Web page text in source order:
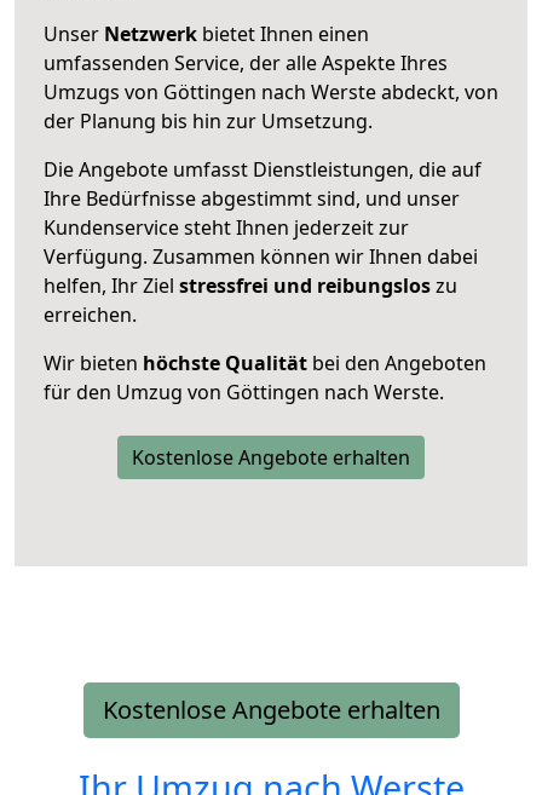
Unser Netzwerk bietet Ihnen einen
umfassenden Service, der alle Aspekte Ihres
Umzugs von Göttingen nach Werste abdeckt, von
der Planung bis hin zur Umsetzung.
Die Angebote umfasst Dienstleistungen, die auf
Ihre Bedürfnisse abgestimmt sind, und unser
Kundenservice steht Ihnen jederzeit zur
Verfügung. Zusammen können wir Ihnen dabei
helfen, Ihr Ziel stressfrei und reibungsloszu
erreichen.
Wir bieten höchste Qualität bei den Angeboten
für den Umzug von Göttingen nach Werste.
Kostenlose Angebote erhalten
Kostenlose Angebote erhalten